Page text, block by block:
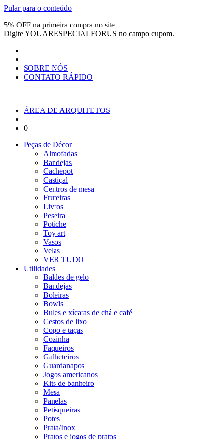
Pular para o conteúdo
5% OFF na primeira compra no site.
DigiteYOUARESPECIALFORUS no campo cupom.
SOBRE NÓS
CONTATO RÁPIDO
ÁREA DE ARQUITETOS
0
Peças de Décor
Almofadas
Bandejas
Cachepot
Castiçal
Centros de mesa
Fruteiras
Livros
Peseira
Potiche
Toy art
Vasos
Velas
VER TUDO
Utilidades
Baldes de gelo
Bandejas
Boleiras
Bowls
Bules e xícaras de chá e café
Cestos de lixo
Copo e taças
Cozinha
Faqueiros
Galheteiros
Guardanapos
Jogos americanos
Kits de banheiro
Mesa
Panelas
Petisqueiras
Potes
Prata/Inox
Pratos e jogos de pratos